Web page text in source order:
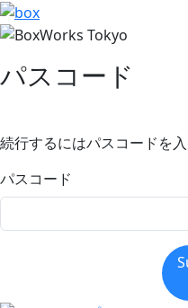
パスコード
続行するにはパスコードを
パスコード